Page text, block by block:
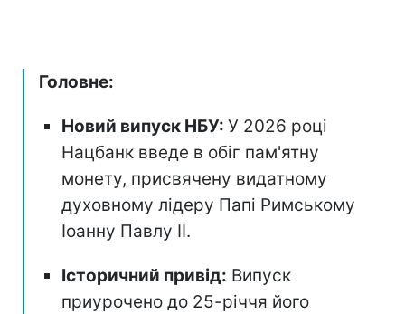
Головне:
Новий випуск НБУ: У 2026 році
Нацбанк введе в обіг пам'ятну
монету, присвячену видатному
духовному лідеру Папі Римському
Іоанну Павлу II.
Історичний привід: Випуск
приурочено до 25-річчя його